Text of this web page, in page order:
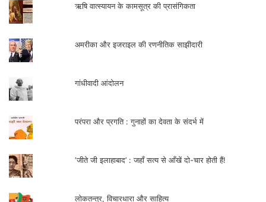
ऋषि वात्स्यायन के कामसूत्र की प्रासंगिकता
अमरीका और इजराइल की रणनीतिक साझीदारी
गांधीवादी आंदोलन
परंपरा और प्रगति : गुनाहों का देवता के संदर्भ में
‘जीते जी इलाहाबाद’ : जहाँ सत्य से आँखें दो-चार होती हैं!
लोकतन्त्र, विचारधारा और साहित्य